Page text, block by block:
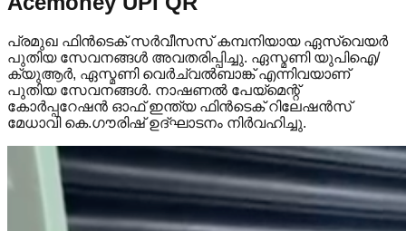
പ്രമുഖ ഫിന്‍ടെക് സര്‍വീസസ് കമ്പനിയായ ഏസ്‌വെയര്‍
പുതിയ സേവനങ്ങൾ അവതരിപ്പിച്ചു. ഏസ്മണി യുപിഐ/
ക്യുആര്‍, ഏസ്മണി വെര്‍ച്വല്‍ബാങ്ക് എന്നിവയാണ്
പുതിയ സേവനങ്ങൾ. നാഷണല്‍ പേയ്‌മെന്റ്
കോര്‍പ്പറേഷന്‍ ഓഫ് ഇന്ത്യ ഫിന്‍ടെക് റിലേഷന്‍സ്
മേധാവി കെ.ഗൗരിഷ് ഉദ്ഘാടനം നിര്‍വഹിച്ചു.